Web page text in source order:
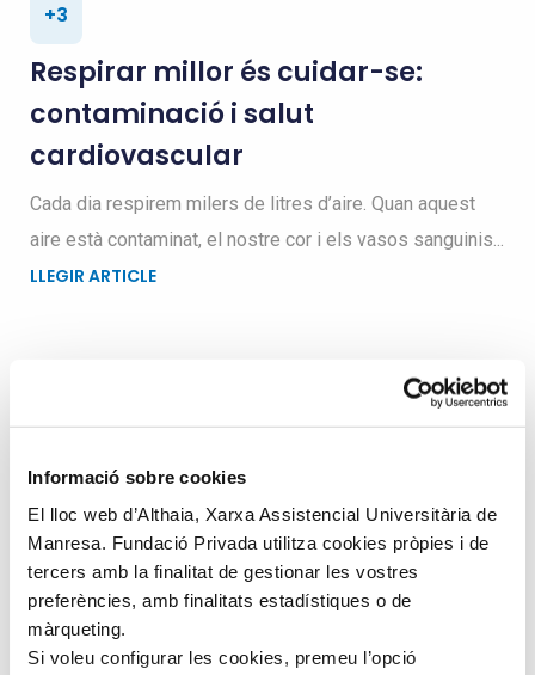
Informació sobre cookies
El lloc web d’Althaia, Xarxa Assistencial Universitària de
Manresa. Fundació Privada utilitza cookies pròpies i de
tercers amb la finalitat de gestionar les vostres
preferències, amb finalitats estadístiques o de
màrqueting.
Si voleu configurar les cookies, premeu l’opció
+3
Respirar millor és cuidar-se:
contaminació i salut
cardiovascular
Cada dia respirem milers de litres d’aire. Quan aquest
aire està contaminat, el nostre cor i els vasos sanguinis...
LLEGIR ARTICLE